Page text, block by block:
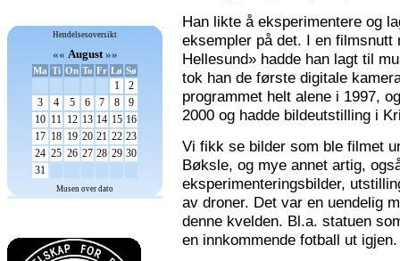
Hendelsesoversikt
«« August»»
Ma Ti On To Fr Lø Sø
1
2
3
4 5 6 7 8
9
10 11 12 13 14 15 16
17 18 19 20 21 22 23
24 25 26 27 28 29 30
31
Musen over dato
Han likte å eksperimentere og
eksempler på det. I en filmsnutt
Hellesund» hadde han lagt til
tok han de første digitale
programmet helt alene i 1997,
2000 og hadde bildeutstilling i
Vi fikk se bilder som ble filmet
Bøksle, og mye annet artig,
eksperimenteringsbilder,
av droner. Det var en uendelig
denne kvelden. Bl.a. statuen
en innkommende fotball ut igjen.